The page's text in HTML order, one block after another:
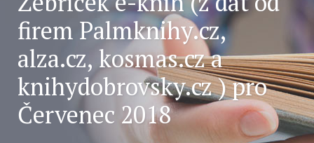
firem Palmknihy.cz,
alza.cz, kosmas.cz a
knihydobrovsky.cz ) pro
Červenec 2018